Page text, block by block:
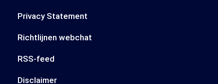
Privacy Statement
Richtlijnen webchat
RSS-feed
Disclaimer